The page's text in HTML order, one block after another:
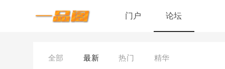
门户 论坛
全部 最新 热门 精华